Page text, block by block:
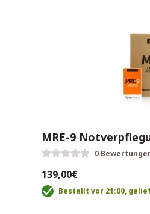
MRE-9
0
139,00€
Bestellt vor 21:00,